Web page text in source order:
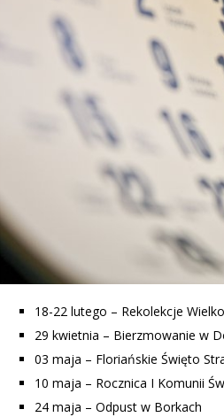
18-22 lutego – Rekolekcje
29 kwietnia – Bierzmowanie w
03 maja – Floriańskie Święto
10 maja – Rocznica I Komunii
24 maja – Odpust w Borkach